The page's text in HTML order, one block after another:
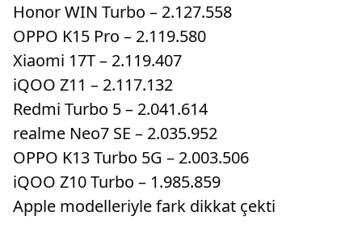
Honor WIN Turbo – 2.127.558
OPPO K15 Pro – 2.119.580
Xiaomi 17T – 2.119.407
iQOO Z11 – 2.117.132
Redmi Turbo 5 – 2.041.614
realme Neo7 SE – 2.035.952
OPPO K13 Turbo 5G – 2.003.506
iQOO Z10 Turbo – 1.985.859
Apple modelleriyle fark dikkat çekti